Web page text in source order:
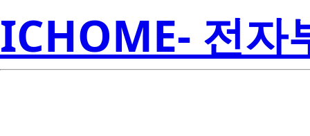
ICHOME- 전자